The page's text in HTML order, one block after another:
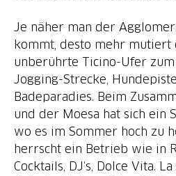
Je näher man der
kommt, desto mehr mutiert
unberührte Ticino-Ufer
Jogging-Strecke,
Badeparadies. Beim
und der Moesa hat sich ein
wo es im Sommer hoch zu
herrscht ein Betrieb wie in
Cocktails, DJ‘s, Dolce Vita.